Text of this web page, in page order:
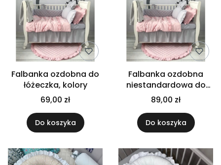
Falbanka ozdobna do
łóżeczka, kolory
69,00 zł
Do koszyka
Falbanka ozdobna
niestandardowa do
łóżeczka KOMPAKT
80x120
89,00 zł
Do koszyka